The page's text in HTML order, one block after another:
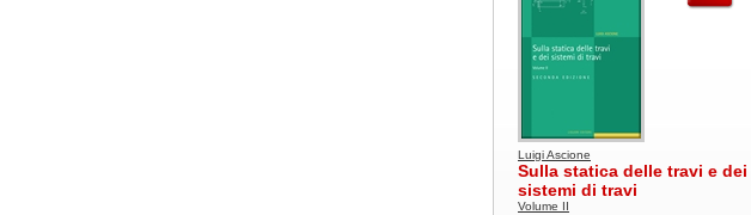
Luigi Ascione
Sulla statica delle travi e dei
sistemi di travi
Volume II